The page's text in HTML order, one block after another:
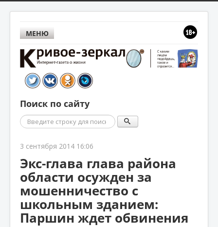
МЕНЮ
Поиск по сайту
Поиск
3 сентября 2014 16:06
Экс-глава глава района
области осужден за
мошенничество с
школьным зданием:
Паршин ждет обвинения